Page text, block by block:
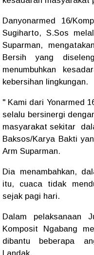
Danyonarmed 16/
Sugiharto, S.Sos
Suparman,
Bersih yang
menumbuhkan
kebersihan lingkungan.
" Kami dari Yonarmed
selalu bersinergi
masyarakat sekitar
Baksos/Karya Bakti
Arm Suparman.
Dia menambahkan,
itu, cuaca tidak
sejak pagi hari.
Dalam pelaksanaan
Komposit Ngabang
dibantu beberapa